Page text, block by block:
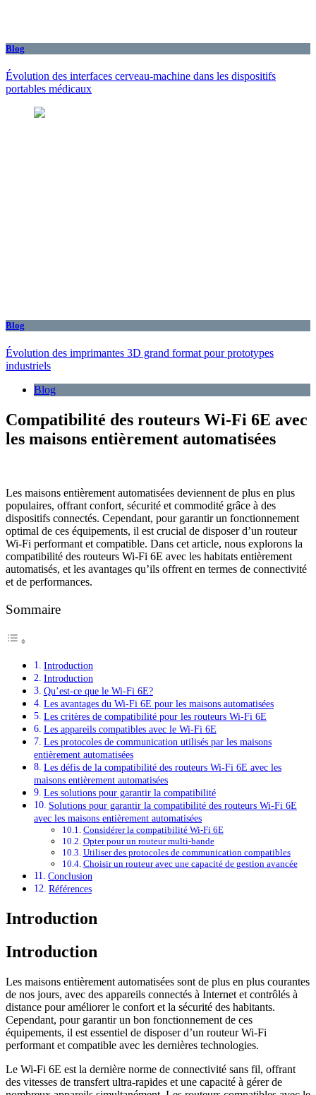
Blog
Évolution des interfaces cerveau-machine dans les dispositifs
portables médicaux
Blog
Évolution des imprimantes 3D grand format pour prototypes
industriels
Blog
Compatibilité des routeurs Wi-Fi 6E avec
les maisons entièrement automatisées
Les maisons entièrement automatisées deviennent de plus en plus
populaires, offrant confort, sécurité et commodité grâce à des
dispositifs connectés. Cependant, pour garantir un fonctionnement
optimal de ces équipements, il est crucial de disposer d’un routeur
Wi-Fi performant et compatible. Dans cet article, nous explorons la
compatibilité des routeurs Wi-Fi 6E avec les habitats entièrement
automatisés, et les avantages qu’ils offrent en termes de connectivité
et de performances.
Sommaire
Introduction
Introduction
Qu’est-ce que le Wi-Fi 6E?
Les avantages du Wi-Fi 6E pour les maisons automatisées
Les critères de compatibilité pour les routeurs Wi-Fi 6E
Les appareils compatibles avec le Wi-Fi 6E
Les protocoles de communication utilisés par les maisons
entièrement automatisées
Les défis de la compatibilité des routeurs Wi-Fi 6E avec les
maisons entièrement automatisées
Les solutions pour garantir la compatibilité
Solutions pour garantir la compatibilité des routeurs Wi-Fi 6E
avec les maisons entièrement automatisées
Considérer la compatibilité Wi-Fi 6E
Opter pour un routeur multi-bande
Utiliser des protocoles de communication compatibles
Choisir un routeur avec une capacité de gestion avancée
Conclusion
Références
Introduction
Introduction
Les maisons entièrement automatisées sont de plus en plus courantes
de nos jours, avec des appareils connectés à Internet et contrôlés à
distance pour améliorer le confort et la sécurité des habitants.
Cependant, pour garantir un bon fonctionnement de ces
équipements, il est essentiel de disposer d’un routeur Wi-Fi
performant et compatible avec les dernières technologies.
Le Wi-Fi 6E est la dernière norme de connectivité sans fil, offrant
des vitesses de transfert ultra-rapides et une capacité à gérer de